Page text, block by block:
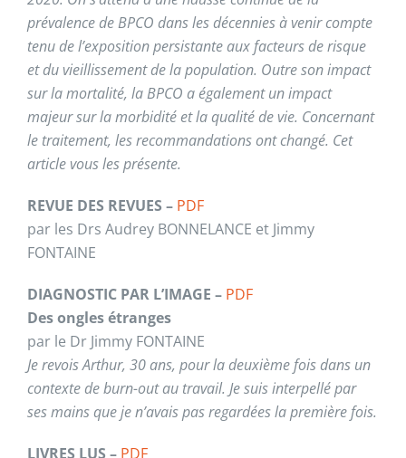
prévalence de BPCO dans les décennies à venir compte
tenu de l’exposition persistante aux facteurs de risque
et du vieillissement de la population. Outre son impact
sur la mortalité, la BPCO a également un impact
majeur sur la morbidité et la qualité de vie. Concernant
le traitement, les recommandations ont changé. Cet
article vous les présente.
REVUE DES REVUES – PDF
par les Drs Audrey BONNELANCE et Jimmy
FONTAINE
DIAGNOSTIC PAR L’IMAGE – PDF
Des ongles étranges
par le Dr Jimmy FONTAINE
Je revois Arthur, 30 ans, pour la deuxième fois dans un
contexte de burn-out au travail. Je suis interpellé par
ses mains que je n’avais pas regardées la première fois.
LIVRES LUS – PDF